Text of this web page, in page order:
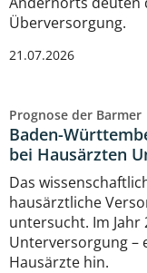
Überversorgung.
21.07.2026
Prognose der Barmer
Baden-
bei Hausärzten
Das
hausärztliche
untersucht. Im
Unterversorgung –
Hausärzte hin.